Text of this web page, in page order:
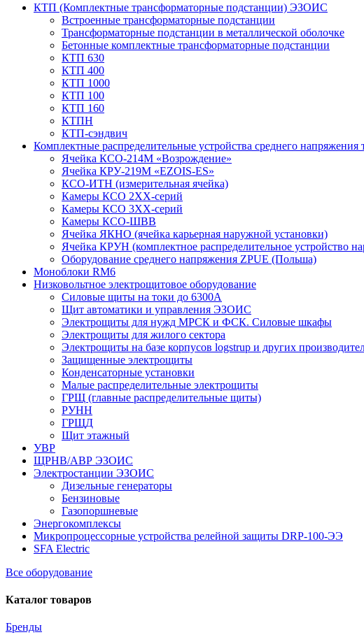
КТП (Комплектные трансформаторные подстанции) ЭЗОИС
Встроенные трансформаторные подстанции
Трансформаторные подстанции в металлической оболочке
Бетонные комплектные трансформаторные подстанции
КТП 630
КТП 400
КТП 1000
КТП 100
КТП 160
КТПН
КТП-сэндвич
Комплектные распределительные устройства среднего
Ячейка КСО-214М «Возрождение»
Ячейка КРУ-219М «EZOIS-ES»
КСО-ИТН (измерительная ячейка)
Камеры КСО 2ХХ-серий
Камеры КСО 3ХХ-серий
Камеры КСО-ШВВ
Ячейка ЯКНО (ячейка карьерная наружной установки)
Ячейка КРУН (комплектное распределительное устройство
Оборудование среднего напряжения ZPUE (Польша)
Моноблоки RM6
Низковольтное электрощитовое оборудование
Силовые щиты на токи до 6300А
Щит автоматики и управления ЭЗОИС
Электрощиты для нужд МРСК и ФСК. Силовые шкафы
Электрощиты для жилого сектора
Электрощиты на базе корпусов logstrup и других
Защищенные электрощиты
Конденсаторные установки
Малые распределительные электрощиты
ГРЩ (главные распределительные щиты)
РУНН
ГРЩД
Щит этажный
УВР
ЩРНВ/АВР ЭЗОИС
Электростанции ЭЗОИС
Дизельные генераторы
Бензиновые
Газопоршневые
Энергокомплексы
Микропроцессорные устройства релейной защиты DRP-100-ЭЭ
SFA Electric
Все оборудование
Каталог товаров
Бренды